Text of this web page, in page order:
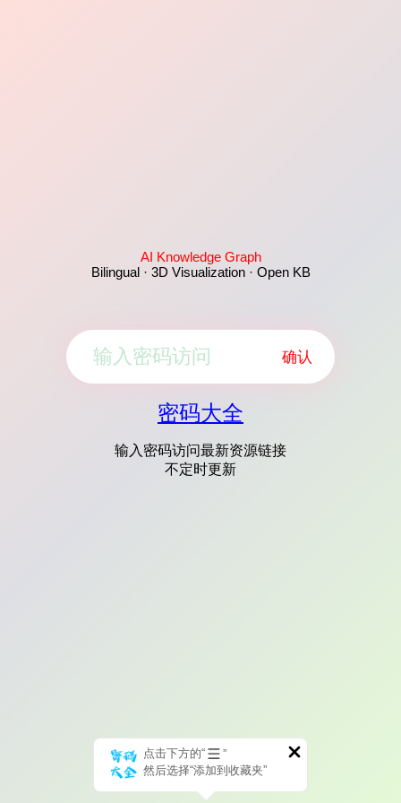
AI Knowledge Graph
Bilingual · 3D Visualization · Open KB
确认
密码大全
输入密码访问最新资源链接
不定时更新
点击下方的“
”
然后选择“添加到收藏夹”